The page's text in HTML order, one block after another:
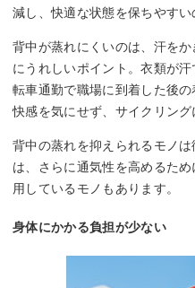
減し、快適な状態を保ちやすい
背中が蒸れにくいのは、汗を
にうれしいポイント。衣類が
転車通勤で職場に到着した後
快感を気にせず、サイクリング
背中の蒸れを抑えられるモノ
は、さらに通気性を高めるた
用しているモノもあります。
身体にかかる負担が少ない